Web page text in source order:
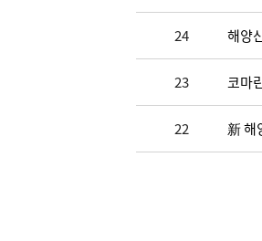
24
23 코마
22 新 해